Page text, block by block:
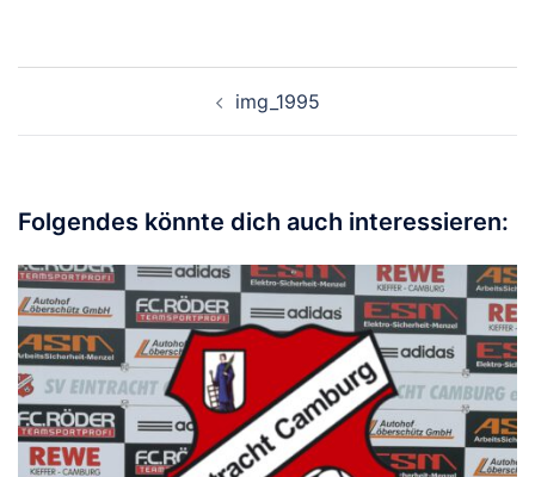
img_1995
Folgendes könnte dich auch interessieren: